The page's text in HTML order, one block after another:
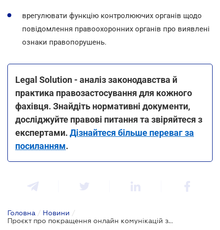
врегулювати функцію контролюючих органів щодо
повідомлення правоохоронних органів про виявлені
ознаки правопорушень.
Legal Solution - аналіз законодавства й
практика правозастосування для кожного
фахівця. Знайдіть нормативні документи,
досліджуйте правові питання та звіряйтеся з
експертами. Дізнайтеся більше переваг за
посиланням.
Головна / Новини /
Проєкт про покращення онлайн комунікацій з платниками податків пройшов перше читання